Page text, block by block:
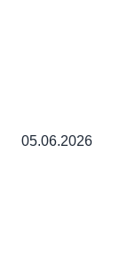
05.06.2026